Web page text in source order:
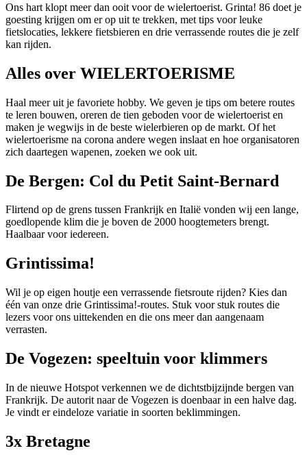
Ons hart klopt meer dan ooit voor de wielertoerist. Grinta! 86 doet je
goesting krijgen om er op uit te trekken, met tips voor leuke
fietslocaties, lekkere fietsbieren en drie verrassende routes die je zelf
kan rijden.
Alles over WIELERTOERISME
Haal meer uit je favoriete hobby. We geven je tips om betere routes
te leren bouwen, oreren de tien geboden voor de wielertoerist en
maken je wegwijs in de beste wielerbieren op de markt. Of het
wielertoerisme na corona andere wegen inslaat en hoe organisatoren
zich daartegen wapenen, zoeken we ook uit.
De Bergen: Col du Petit Saint-Bernard
Flirtend op de grens tussen Frankrijk en Italië vonden wij een lange,
goedlopende klim die je boven de 2000 hoogtemeters brengt.
Haalbaar voor iedereen.
Grintissima!
Wil je op eigen houtje een verrassende fietsroute rijden? Kies dan
één van onze drie Grintissima!-routes. Stuk voor stuk routes die
lezers voor ons uittekenden en die ons meer dan aangenaam
verrasten.
De Vogezen: speeltuin voor klimmers
In de nieuwe Hotspot verkennen we de dichtstbijzijnde bergen van
Frankrijk. De autorit naar de Vogezen is doenbaar in een halve dag.
Je vindt er eindeloze variatie in soorten beklimmingen.
3x Bretagne